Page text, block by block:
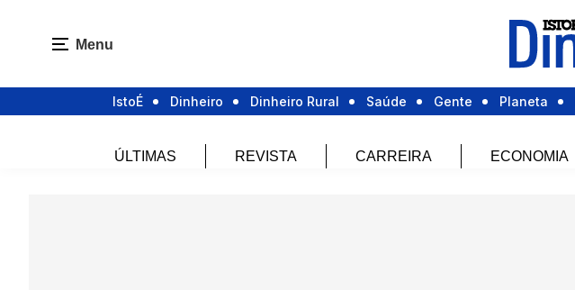
Menu
IstoÉ Dinheiro Dinheiro Rural Saúde Gente Planeta
ÚLTIMAS REVISTA CARREIRA ECONOMIA